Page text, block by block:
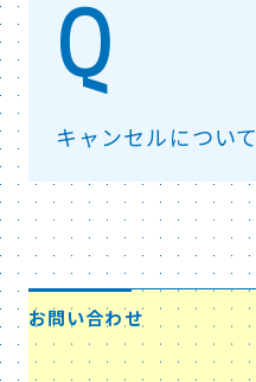
キャンセルについて
お問い合わせ